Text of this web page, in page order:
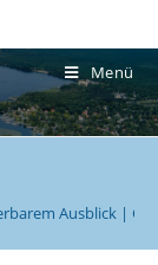
Menü
Ausblick |